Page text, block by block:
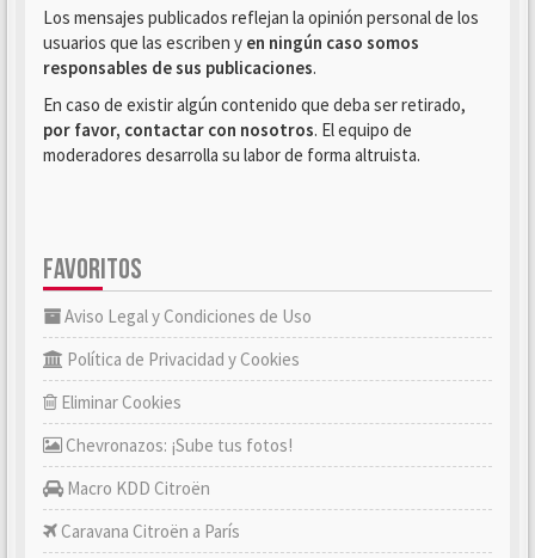
Los mensajes publicados reflejan la opinión personal de los
usuarios que las escriben y en ningún caso somos
responsables de sus publicaciones.
En caso de existir algún contenido que deba ser retirado,
por favor, contactar con nosotros. El equipo de
moderadores desarrolla su labor de forma altruista.
FAVORITOS
Aviso Legal y Condiciones de Uso
Política de Privacidad y Cookies
Eliminar Cookies
Chevronazos: ¡Sube tus fotos!
Macro KDD Citroën
Caravana Citroën a París